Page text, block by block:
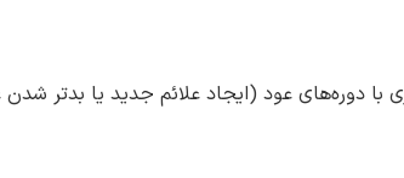
این نوع از بیماری با دوره‌های عود (ایجاد علائم جدید یا